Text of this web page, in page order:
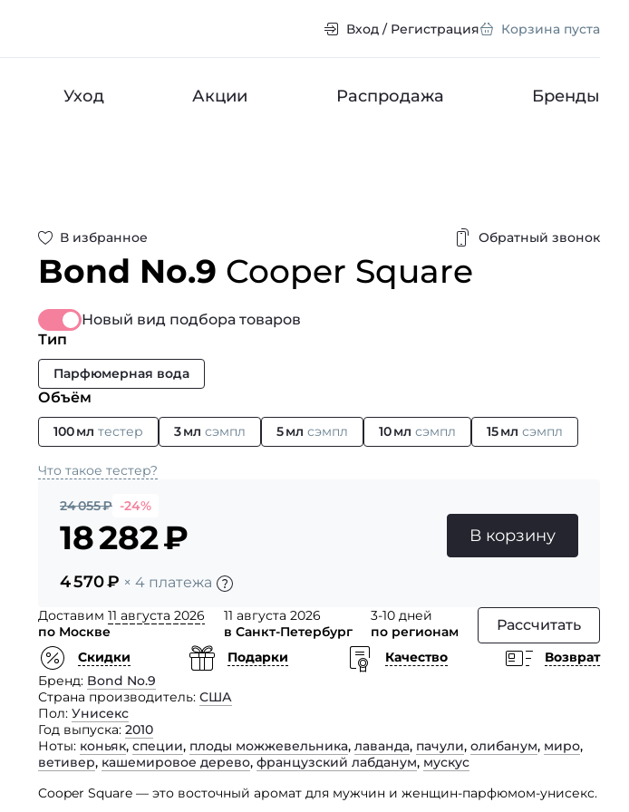
Вход / Регистрация Корзина пуста
Уход Акции Распродажа Бренды
В избранное Обратный звонок
Bond No.9 Cooper Square
Новый вид подбора товаров
Тип
Парфюмерная вода
Объём
100 мл тестер 3 мл сэмпл 5 мл сэмпл 10 мл сэмпл 15 мл сэмпл
Что такое тестер?
24 055₽ -24%
18 282₽
4 570₽ × 4 платежа
В корзину
Доставим 11 августа 2026
по Москве
11 августа 2026
в Санкт-Петербург
3-10 дней
по регионам
Рассчитать
Скидки Подарки Качество
Возврат
Бренд Bond No.9
Страна производитель США
Пол Унисекс
Год выпуска 2010
Ноты коньяк, специи, плоды можжевельника, лаванда, пачули, олибанум, миро,
ветивер, кашемировое дерево, французский лабданум, мускус
Cooper Square — это восточный аромат для мужчин и женщин-парфюмом-унисекс.